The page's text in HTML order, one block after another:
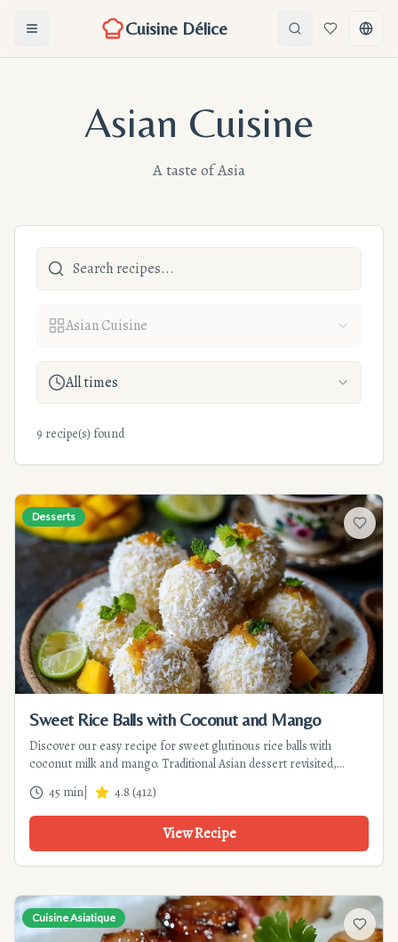
Ouvrir le menu Cuisine Délice SearchFavorites
Asian Cuisine
A taste of Asia
Asian Cuisine
All times
9 recipe(s) found
Desserts
Add to
Sweet Rice Balls with Coconut and Mango
Discover our easy recipe for sweet glutinous rice balls with
coconut milk and mango. Traditional Asian dessert revisited,
economical and quick to prepare in 20 minutes.
45 min 4.8 (412)
View Recipe
Cuisine Asiatique
Add to